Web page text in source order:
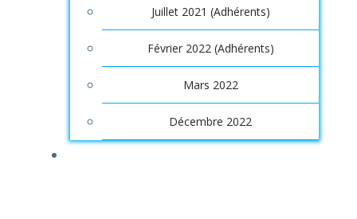
Juillet 2021 (Adhérents)
Février 2022 (Adhérents)
Mars 2022
Décembre 2022